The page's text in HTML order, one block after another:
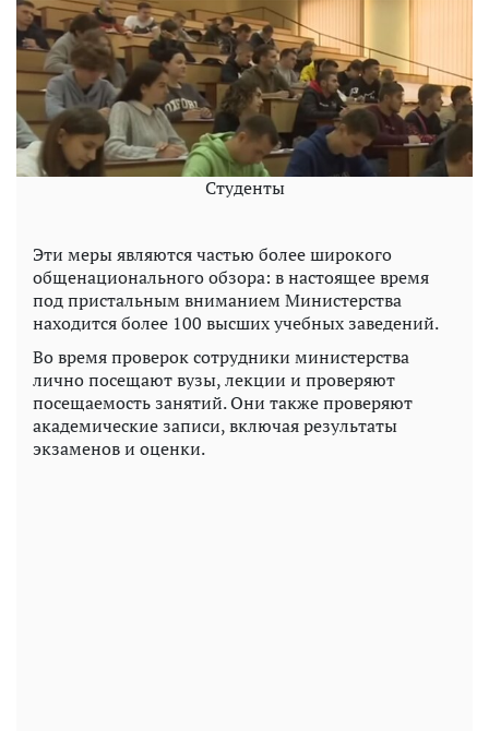
Студенты
Эти меры являются частью более широкого
общенационального обзора: в настоящее время
под пристальным вниманием Министерства
находится более 100 высших учебных заведений.
Во время проверок сотрудники министерства
лично посещают вузы, лекции и проверяют
посещаемость занятий. Они также проверяют
академические записи, включая результаты
экзаменов и оценки.